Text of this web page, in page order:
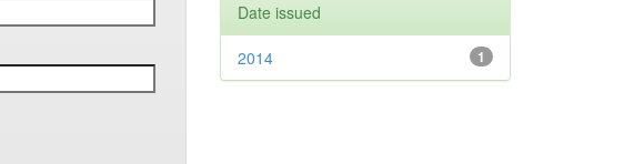
Date issued
1
2014